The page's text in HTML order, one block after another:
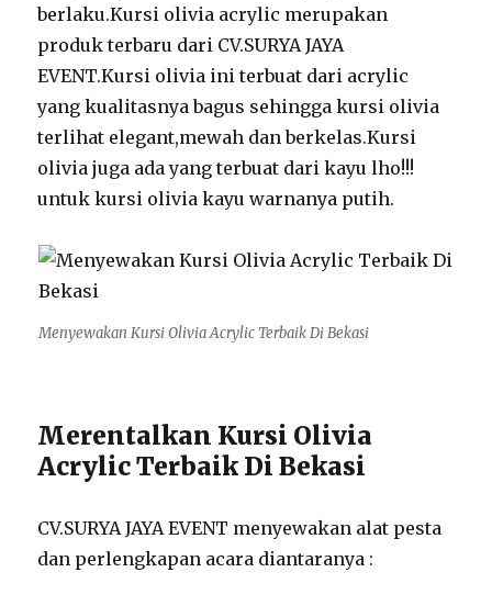
berlaku.Kursi olivia acrylic merupakan
produk terbaru dari CV.SURYA JAYA
EVENT.Kursi olivia ini terbuat dari acrylic
yang kualitasnya bagus sehingga kursi olivia
terlihat elegant,mewah dan berkelas.Kursi
olivia juga ada yang terbuat dari kayu lho!!!
untuk kursi olivia kayu warnanya putih.
Menyewakan Kursi Olivia Acrylic Terbaik Di Bekasi
Merentalkan Kursi Olivia
Acrylic Terbaik Di Bekasi
CV.SURYA JAYA EVENT menyewakan alat pesta
dan perlengkapan acara diantaranya :